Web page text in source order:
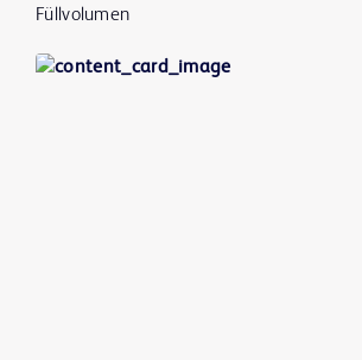
Füllvolumen